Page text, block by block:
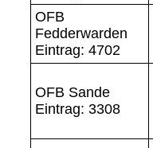
OFB
Fedderwarden
Eintrag: 4702
OFB Sande
Eintrag: 3308